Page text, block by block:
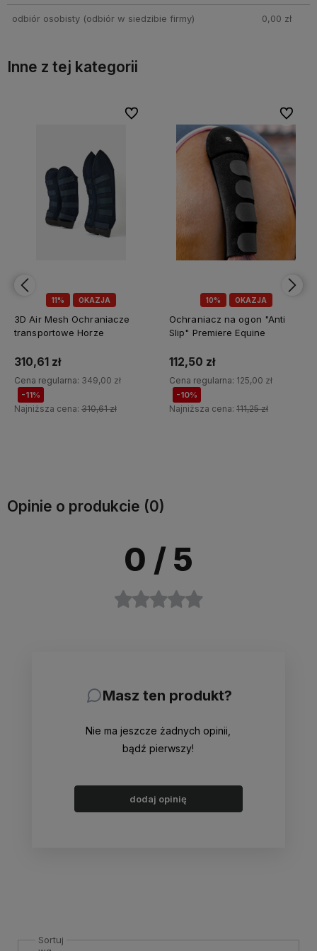
odbiór osobisty(odbiór w siedzibie firmy) 0,00 zł
Inne z tej kategorii
10% OKAZJA
Ochraniacz na ogon "Anti
Slip" Premiere Equine
112,50 zł
Cena regularna: 125,00 zł
-10%
Najniższa cena: 111,25 zł
Do ulubionych
Do ulubionych
10% OKAZJA
Ochraniacz na ogon "Carbon
Tech Anti-Slip" Premier
121,50 zł
Cena regularna: 135,00 zł
-10%
Najniższa cena: 120,15 zł
Do
Do
Opinie o produkcie (0)
0 / 5
Masz ten produkt?
Nie ma jeszcze żadnych opinii,
bądź pierwszy!
dodaj opinię
Sortuj